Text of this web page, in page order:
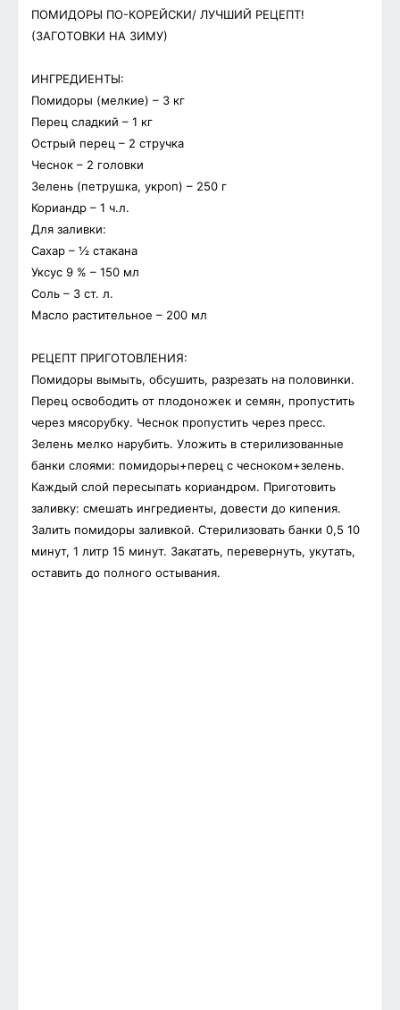
ПОМИДОРЫ ПО-КОРЕЙСКИ/ ЛУЧШИЙ РЕЦЕПТ!
(ЗАГОТОВКИ НА ЗИМУ)
ИНГРЕДИЕНТЫ:
Помидоры (мелкие) – 3 кг
Перец сладкий – 1 кг
Острый перец – 2 стручка
Чеснок – 2 головки
Зелень (петрушка, укроп) – 250 г
Кориандр – 1 ч.л.
Для заливки:
Сахар – ½ стакана
Уксус 9 % – 150 мл
Соль – 3 ст. л.
Масло растительное – 200 мл
РЕЦЕПТ ПРИГОТОВЛЕНИЯ:
Помидоры вымыть, обсушить, разрезать на половинки.
Перец освободить от плодоножек и семян, пропустить
через мясорубку. Чеснок пропустить через пресс.
Зелень мелко нарубить. Уложить в стерилизованные
банки слоями: помидоры+перец с чесноком+зелень.
Каждый слой пересыпать кориандром. Приготовить
заливку: смешать ингредиенты, довести до кипения.
Залить помидоры заливкой. Стерилизовать банки 0,5 10
минут, 1 литр 15 минут. Закатать, перевернуть, укутать,
оставить до полного остывания.